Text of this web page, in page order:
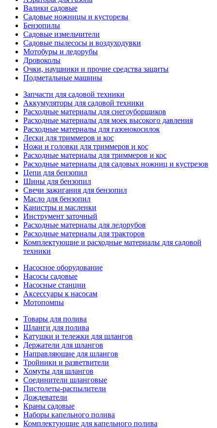
Валики садовые
Садовые ножницы и кусторезы
Бензопилы
Садовые измельчители
Садовые пылесосы и воздуходувки
Мотобуры и ледорубы
Дровоколы
Очки, наушники и прочие средства защиты
Подметальные машины
Запчасти для садовой техники
Аккумуляторы для садовой техники
Расходные материалы для снегоуборщиков
Расходные материалы для моек высокого давления
Расходные материалы для газонокосилок
Лески для триммеров и кос
Ножи и головки для триммеров и кос
Расходные материалы для триммеров и кос
Расходные материалы для садовых ножниц и кустрезов
Цепи для бензопил
Шины для бензопил
Свечи зажигания для бензопил
Масло для бензопил
Канистры и масленки
Инструмент заточный
Расходные материалы для ледорубов
Расходные материалы для тракторов
Комплектующие и расходные материалы для садовой
техники
Насосное оборудование
Насосы садовые
Насосные станции
Аксессуары к насосам
Мотопомпы
Товары для полива
Шланги для полива
Катушки и тележки для шлангов
Держатели для шлангов
Направляющие для шлангов
Тройники и разветвители
Хомуты для шлангов
Соединители шланговые
Пистолеты-распылители
Дождеватели
Краны садовые
Наборы капельного полива
Комплектующие для капельного полива